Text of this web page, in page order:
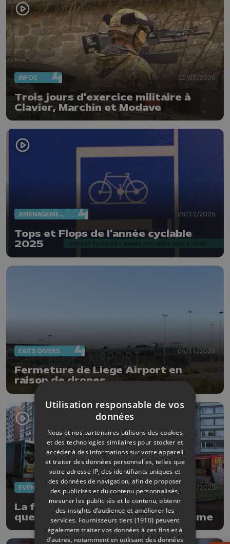
INFOS 11/03/2026
Trois jours d'exercice militaire à
Clavier, Marchin et Modave
AMÉNAGEMENT DU TERRITOIRE 29/12/2025
Tops et Flops de l'année cyclable
2025
FAITS DIVERS 04/11/2025
Fermeture de Liege Airport en
raison de drones
EVÈNEMENTS 26/09/2025
La foire de Liège arrive, avec
quelques nouveautés au programme
Utilisation responsable de vos
données
Nous et nos partenaires utilisons des cookies
et des technologies similaires pour stocker et
accéder à des informations sur votre appareil
et traiter des données personnelles, telles que
votre adresse IP, des identifiants uniques et
des données de navigation, afin de proposer
des publicités et du contenu personnalisés,
mesurer les publicités et le contenu, obtenir
des insights d’audience et améliorer les
services. Fournisseurs tiers (1910) peuvent
également traiter vos données à ces fins et à
d’autres, notamment en utilisant des données